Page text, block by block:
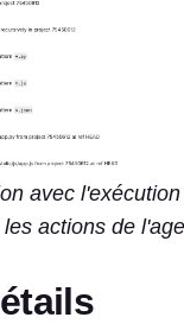
avec
les actions de